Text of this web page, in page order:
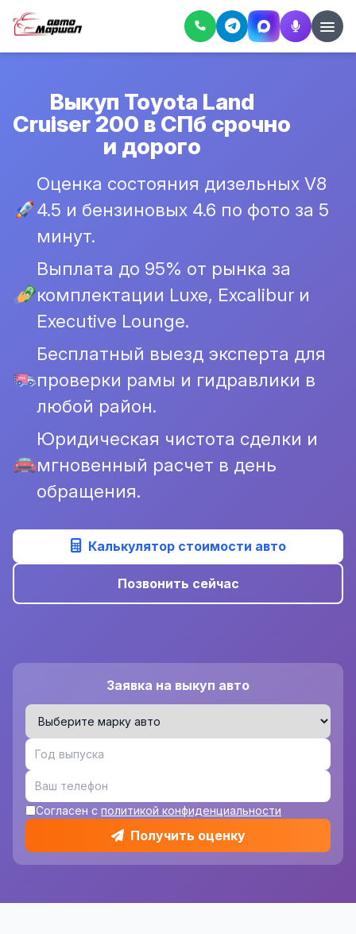
Выкуп Toyota Land
Cruiser 200 в СПб срочно
и дорого
Оценка состояния дизельных V8
4.5 и бензиновых 4.6 по фото за 5
минут.
Выплата до 95% от рынка за
комплектации Luxe, Excalibur и
Executive Lounge.
Бесплатный выезд эксперта для
проверки рамы и гидравлики в
любой район.
Юридическая чистота сделки и
мгновенный расчет в день
обращения.
Калькулятор стоимости авто
Позвонить сейчас
Заявка на выкуп авто
Согласен с политикой конфиденциальности
Получить оценку